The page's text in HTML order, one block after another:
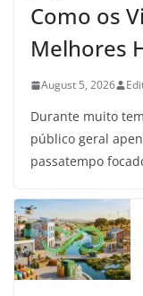
Como os
Melhores
August 5, 2026
Durante muito
público geral
passatempo